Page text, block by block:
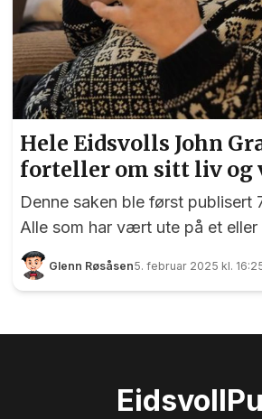
Hele Eidsvolls John
forteller om sitt liv og
Denne saken ble først publisert
Alle som har vært ute på et eller
arrangement i Eidsvoll de siste
garantert sett John Granly.
Granly er kanskje Eidsvolls
Glenn Røsåsen5. februar 2025 kl.
Eidsvoll